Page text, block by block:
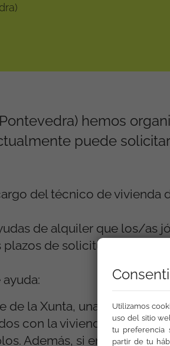
hemos
puede
del técnico de vivienda
de alquiler que los/as
de solicitud abiertos.
de la Xunta, una ayuda
con la vivienda: desde
Además, si en lugar de
Utilizamos
uso del sitio
tu preferencia
partir de tu